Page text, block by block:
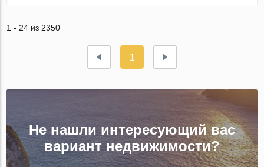
1 - 24 из 2350
1
Не нашли интересующий вас
вариант недвижимости?